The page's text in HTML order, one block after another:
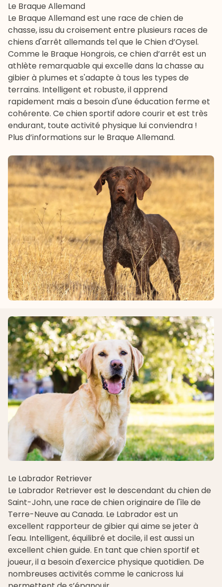
Le Braque Allemand
Le Braque Allemand est une race de chien de
chasse, issu du croisement entre plusieurs races de
chiens d'arrêt allemands tel que le Chien d’Oysel.
Comme le Braque Hongrois, ce chien d’arrêt est un
athlète remarquable qui excelle dans la chasse au
gibier à plumes et s'adapte à tous les types de
terrains. Intelligent et robuste, il apprend
rapidement mais a besoin d'une éducation ferme et
cohérente. Ce chien sportif adore courir et est très
endurant, toute activité physique lui conviendra !
Plus d’informations sur le Braque Allemand.
Le Labrador Retriever
Le Labrador Retriever est le descendant du chien de
Saint-John, une race de chien originaire de l'île de
Terre-Neuve au Canada. Le Labrador est un
excellent rapporteur de gibier qui aime se jeter à
l'eau. Intelligent, équilibré et docile, il est aussi un
excellent chien guide. En tant que chien sportif et
joueur, il a besoin d'exercice physique quotidien. De
nombreuses activités comme le canicross lui